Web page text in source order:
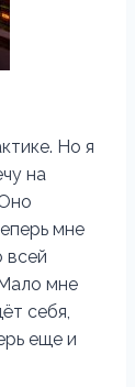
Но я
на
мне
всей
мне
себя,
еще и